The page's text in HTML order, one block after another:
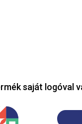
saját logóval